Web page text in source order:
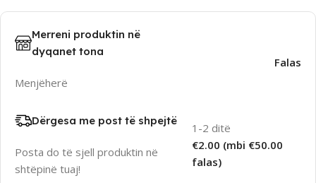
Merreni produktin në
dyqanet tona
Menjëherë
Falas
Dërgesa me post të shpejtë
Posta do të sjell produktin në
shtëpinë tuaj!
1-2 ditë
€2.00 (mbi €50.00
falas)